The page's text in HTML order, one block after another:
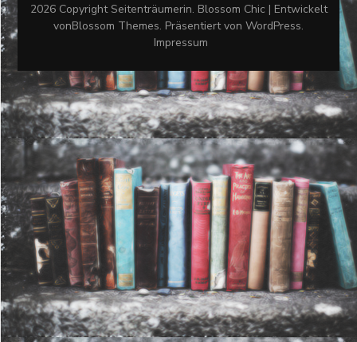
2026 CopyrightSeitenträumerin. Blossom Chic | Entwickelt
vonBlossom Themes. Präsentiert von WordPress.
Impressum